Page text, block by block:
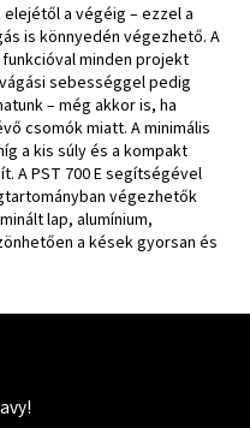
a végéig – ezzel a
is könnyedén végezhető. A
minden projekt
sebességgel pedig
– még akkor is, ha
csomók miatt. A minimális
a kis súly és a kompakt
A PST 700 E segítségével
végezhetők
lap, alumínium,
a kések gyorsan és